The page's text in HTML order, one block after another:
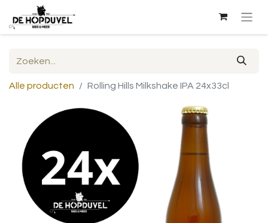
Alle producten Rolling Hills Milkshake IPA 24x33cl